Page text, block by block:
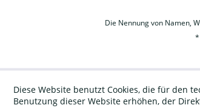
Die Nennung von Namen,
*
Diese Website benutzt Cookies, die für den
Benutzung dieser Website erhöhen, der